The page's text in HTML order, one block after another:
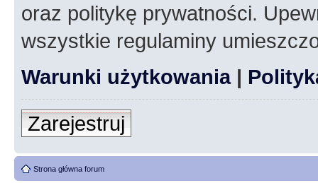
oraz politykę prywatności.
wszystkie regulaminy
Warunki użytkowania|
Zarejestruj
Strona główna forum